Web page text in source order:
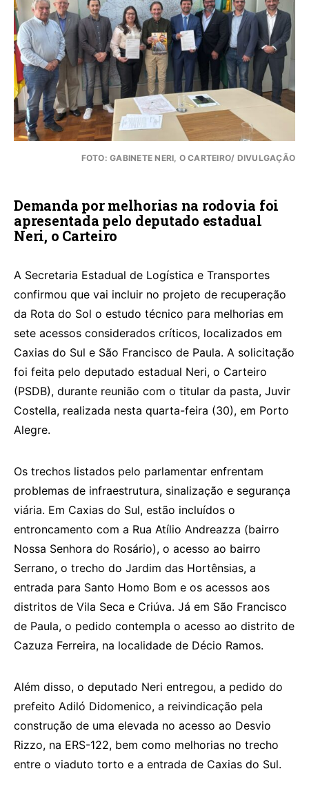
FOTO: GABINETE NERI, O CARTEIRO/ DIVULGAÇÃO
Demanda por melhorias na rodovia foi
apresentada pelo deputado estadual
Neri, o Carteiro
A Secretaria Estadual de Logística e Transportes
confirmou que vai incluir no projeto de recuperação
da Rota do Sol o estudo técnico para melhorias em
sete acessos considerados críticos, localizados em
Caxias do Sul e São Francisco de Paula. A solicitação
foi feita pelo deputado estadual Neri, o Carteiro
(PSDB), durante reunião com o titular da pasta, Juvir
Costella, realizada nesta quarta-feira (30), em Porto
Alegre.
Os trechos listados pelo parlamentar enfrentam
problemas de infraestrutura, sinalização e segurança
viária. Em Caxias do Sul, estão incluídos o
entroncamento com a Rua Atílio Andreazza (bairro
Nossa Senhora do Rosário), o acesso ao bairro
Serrano, o trecho do Jardim das Hortênsias, a
entrada para Santo Homo Bom e os acessos aos
distritos de Vila Seca e Criúva. Já em São Francisco
de Paula, o pedido contempla o acesso ao distrito de
Cazuza Ferreira, na localidade de Décio Ramos.
Além disso, o deputado Neri entregou, a pedido do
prefeito Adiló Didomenico, a reivindicação pela
construção de uma elevada no acesso ao Desvio
Rizzo, na ERS-122, bem como melhorias no trecho
entre o viaduto torto e a entrada de Caxias do Sul.